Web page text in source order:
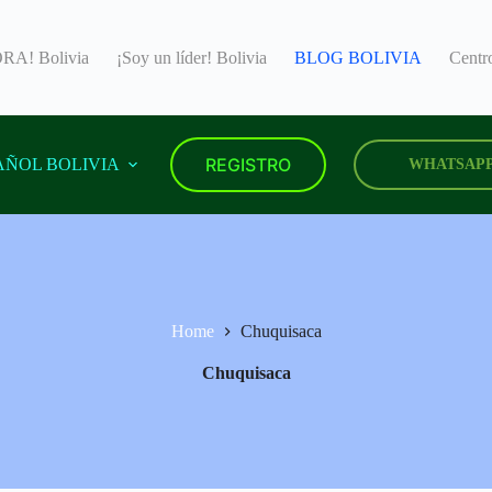
Bolivia ¡Soy un líder! Bolivia BLOG BOLIVIA
BOLIVIA REGISTRO
Home Chuquisaca
Chuquisaca